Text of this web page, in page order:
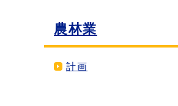
農林業
計画